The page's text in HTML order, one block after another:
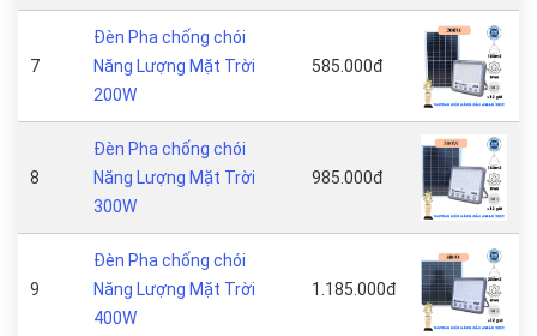
7
Đèn Pha chống chói
Năng Lượng Mặt Trời
200W
585.000đ
8
Đèn Pha chống chói
Năng Lượng Mặt Trời
300W
985.000đ
9
Đèn Pha chống chói
Năng Lượng Mặt Trời
400W
1.185.000đ